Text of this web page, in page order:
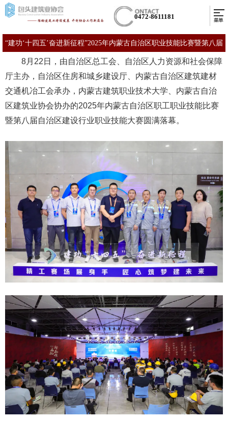
0472-8611181
“建功‘十四五’奋进新征程”2025年内蒙古自治区职业技能比赛暨第八届
自治区建设行业职业技能比赛圆满结束
8月22日，由自治区总工会、自治区人力资源和社会保障
厅主办，自治区住房和城乡建设厅、内蒙古自治区建筑建材
交通机冶工会承办，内蒙古建筑职业技术大学、内蒙古自治
区建筑业协会协办的2025年内蒙古自治区职工职业技能比赛
暨第八届自治区建设行业职业技能大赛圆满落幕。